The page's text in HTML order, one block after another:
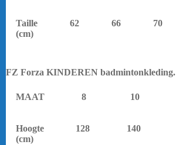
Taille
(cm)
62 66 70
FZ Forza KINDEREN badmintonkleding.
MAAT 8 10
Hoogte
(cm)
128 140